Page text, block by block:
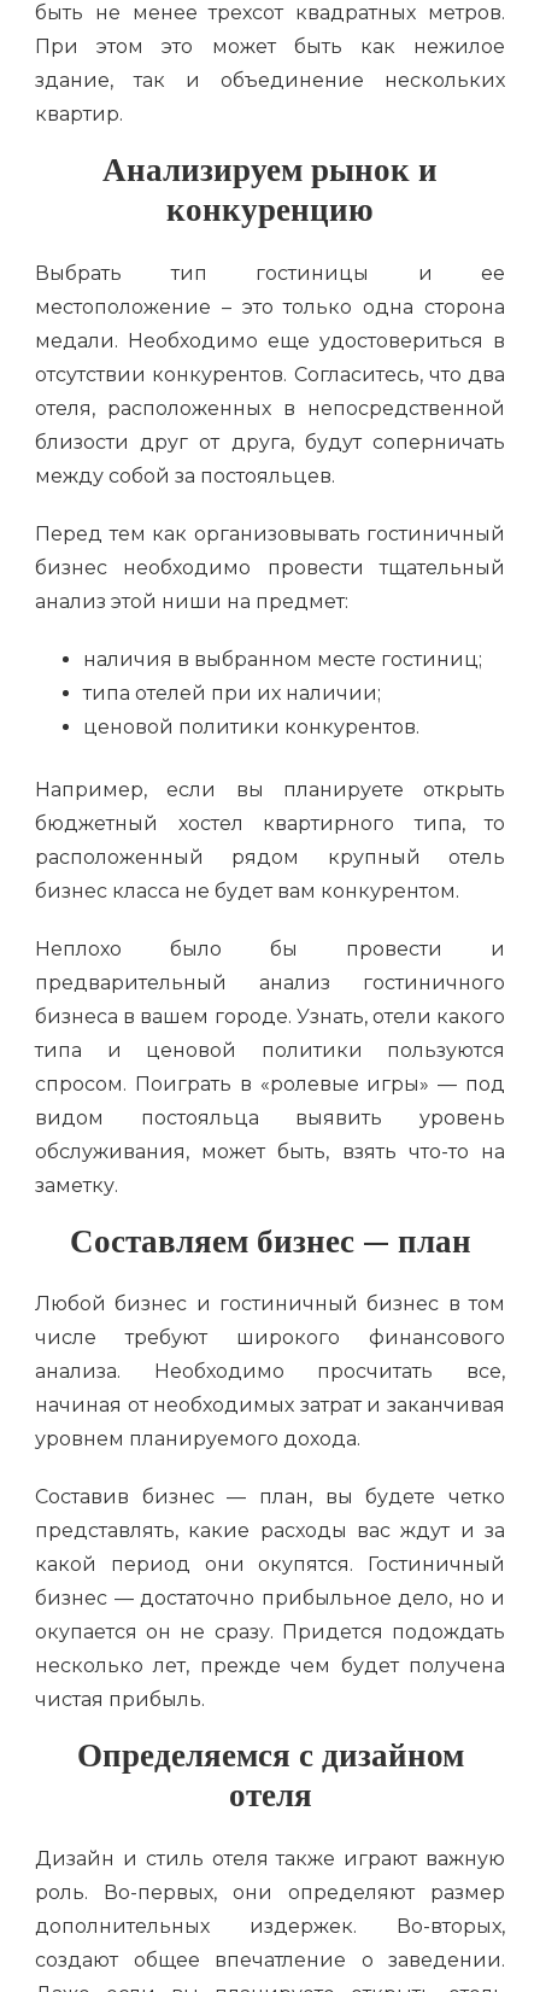
быть не менее трехсот квадратных метров.
При этом это может быть как нежилое
здание, так и объединение нескольких
квартир.
Анализируем рынок и
конкуренцию
Выбрать тип гостиницы и ее
местоположение – это только одна сторона
медали. Необходимо еще удостовериться в
отсутствии конкурентов. Согласитесь, что два
отеля, расположенных в непосредственной
близости друг от друга, будут соперничать
между собой за постояльцев.
Перед тем как организовывать гостиничный
бизнес необходимо провести тщательный
анализ этой ниши на предмет:
наличия в выбранном месте гостиниц;
типа отелей при их наличии;
ценовой политики конкурентов.
Например, если вы планируете открыть
бюджетный хостел квартирного типа, то
расположенный рядом крупный отель
бизнес класса не будет вам конкурентом.
Неплохо было бы провести и
предварительный анализ гостиничного
бизнеса в вашем городе. Узнать, отели какого
типа и ценовой политики пользуются
спросом. Поиграть в «ролевые игры» — под
видом постояльца выявить уровень
обслуживания, может быть, взять что-то на
заметку.
Составляем бизнес — план
Любой бизнес и гостиничный бизнес в том
числе требуют широкого финансового
анализа. Необходимо просчитать все,
начиная от необходимых затрат и заканчивая
уровнем планируемого дохода.
Составив бизнес — план, вы будете четко
представлять, какие расходы вас ждут и за
какой период они окупятся. Гостиничный
бизнес — достаточно прибыльное дело, но и
окупается он не сразу. Придется подождать
несколько лет, прежде чем будет получена
чистая прибыль.
Определяемся с дизайном
отеля
Дизайн и стиль отеля также играют важную
роль. Во-первых, они определяют размер
дополнительных издержек. Во-вторых,
создают общее впечатление о заведении.